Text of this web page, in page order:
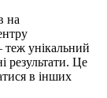
на
– теж унікальний
результати. Це
в інших